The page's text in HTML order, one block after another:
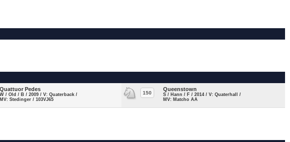
Quattuor Pedes
W / Old / B / 2009 / V: Quaterback /
MV: Stedinger / 103VJ65
150
Queenstown
S / Hann / F / 2014 / V: Quaterhall /
MV: Matcho AA